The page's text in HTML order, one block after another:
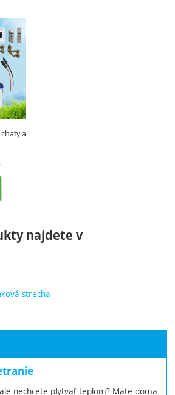
a
najdete v
strecha
nechcete plytvať teplom? Máte doma